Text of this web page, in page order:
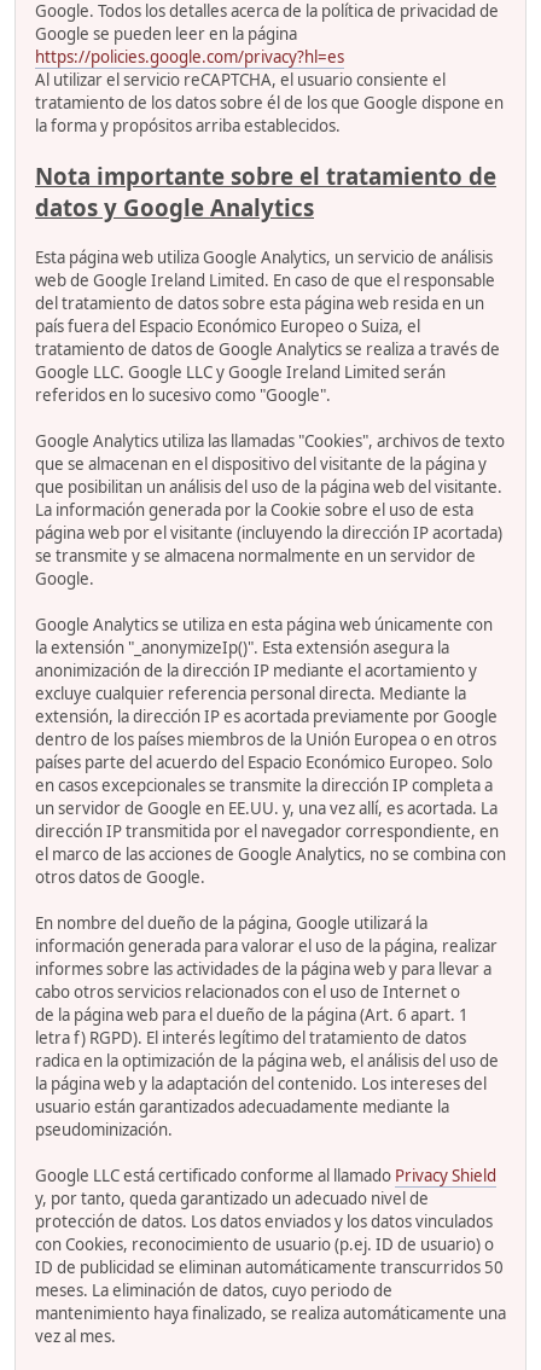
Google. Todos los detalles acerca de la política de privacidad de
Google se pueden leer en la página
https://policies.google.com/privacy?hl=es
Al utilizar el servicio reCAPTCHA, el usuario consiente el
tratamiento de los datos sobre él de los que Google dispone en
la forma y propósitos arriba establecidos.
Nota importante sobre el tratamiento de
datos y Google Analytics
Esta página web utiliza Google Analytics, un servicio de análisis
web de Google Ireland Limited. En caso de que el responsable
del tratamiento de datos sobre esta página web resida en un
país fuera del Espacio Económico Europeo o Suiza, el
tratamiento de datos de Google Analytics se realiza a través de
Google LLC. Google LLC y Google Ireland Limited serán
referidos en lo sucesivo como "Google".
Google Analytics utiliza las llamadas "Cookies", archivos de texto
que se almacenan en el dispositivo del visitante de la página y
que posibilitan un análisis del uso de la página web del visitante.
La información generada por la Cookie sobre el uso de esta
página web por el visitante (incluyendo la dirección IP acortada)
se transmite y se almacena normalmente en un servidor de
Google.
Google Analytics se utiliza en esta página web únicamente con
la extensión "_anonymizeIp()". Esta extensión asegura la
anonimización de la dirección IP mediante el acortamiento y
excluye cualquier referencia personal directa. Mediante la
extensión, la dirección IP es acortada previamente por Google
dentro de los países miembros de la Unión Europea o en otros
países parte del acuerdo del Espacio Económico Europeo. Solo
en casos excepcionales se transmite la dirección IP completa a
un servidor de Google en EE.UU. y, una vez allí, es acortada. La
dirección IP transmitida por el navegador correspondiente, en
el marco de las acciones de Google Analytics, no se combina con
otros datos de Google.
En nombre del dueño de la página, Google utilizará la
información generada para valorar el uso de la página, realizar
informes sobre las actividades de la página web y para llevar a
cabo otros servicios relacionados con el uso de Internet o
de la página web para el dueño de la página (Art. 6 apart. 1
letra f) RGPD). El interés legítimo del tratamiento de datos
radica en la optimización de la página web, el análisis del uso de
la página web y la adaptación del contenido. Los intereses del
usuario están garantizados adecuadamente mediante la
pseudominización.
Google LLC está certificado conforme al llamado Privacy Shield
y, por tanto, queda garantizado un adecuado nivel de
protección de datos. Los datos enviados y los datos vinculados
con Cookies, reconocimiento de usuario (p.ej. ID de usuario) o
ID de publicidad se eliminan automáticamente transcurridos 50
meses. La eliminación de datos, cuyo periodo de
mantenimiento haya finalizado, se realiza automáticamente una
vez al mes.